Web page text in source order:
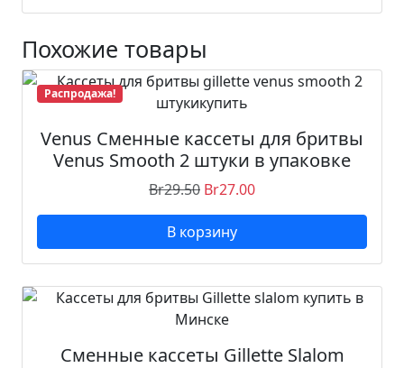
Похожие товары
Распродажа!
Venus Сменные кассеты для бритвы
Venus Smooth 2 штуки в упаковке
Br29.50 Br27.00
В корзину
Сменные кассеты Gillette Slalom